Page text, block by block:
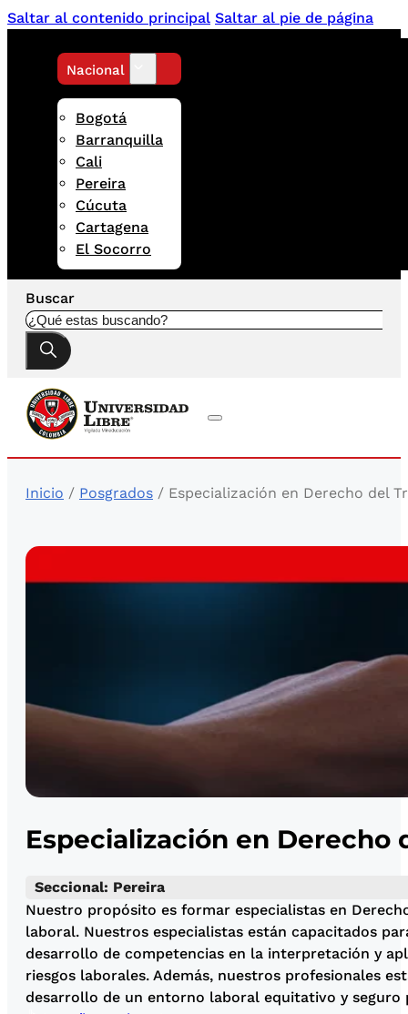
Saltar al contenido principal Saltar al pie de página
Nacional
Bogotá
Barranquilla
Cali
Pereira
Cúcuta
Cartagena
El Socorro
Buscar
Inicio / Posgrados / Especialización en Derecho del
Especialización en Derecho
Seccional: Pereira
Nuestro propósito es formar especialistas en
laboral. Nuestros especialistas están capacitados
desarrollo de competencias en la interpretación y
riesgos laborales. Además, nuestros profesionales
desarrollo de un entorno laboral equitativo y seguro